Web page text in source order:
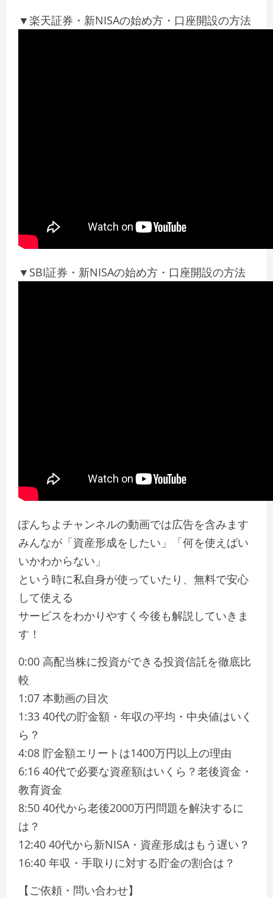
▼楽天証券・新NISAの始め方・口座開設の方法
▼SBI証券・新NISAの始め方・口座開設の方法
ぽんちよチャンネルの動画では広告を含みます
みんなが「資産形成をしたい」「何を使えばい
いかわからない」
という時に私自身が使っていたり、無料で安心
して使える
サービスをわかりやすく今後も解説していきま
す！
0:00 高配当株に投資ができる投資信託を徹底比
較
1:07 本動画の目次
1:33 40代の貯金額・年収の平均・中央値はいく
ら？
4:08 貯金額エリートは1400万円以上の理由
6:16 40代で必要な資産額はいくら？老後資金・
教育資金
8:50 40代から老後2000万円問題を解決するに
は？
12:40 40代から新NISA・資産形成はもう遅い？
16:40 年収・手取りに対する貯金の割合は？
【ご依頼・問い合わせ】